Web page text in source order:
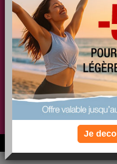
PLUS
EFFICACE
Non, je préfère
6M de personnes ont maigri et
Je